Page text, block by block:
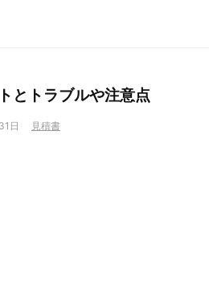
とトラブルや注意点
日 見積書